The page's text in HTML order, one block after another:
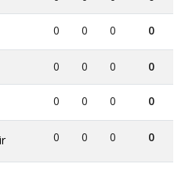
0 0 0 0
0 0 0 0
0 0 0 0
0 0 0 0